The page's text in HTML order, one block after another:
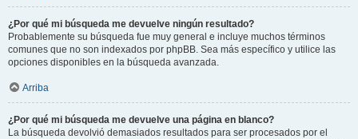
¿Por qué mi búsqueda me devuelve ningún resultado?
Probablemente su búsqueda fue muy general e incluye muchos términos
comunes que no son indexados por phpBB. Sea más específico y utilice las
opciones disponibles en la búsqueda avanzada.
Arriba
¿Por qué mi búsqueda me devuelve una página en blanco?
La búsqueda devolvió demasiados resultados para ser procesados por el